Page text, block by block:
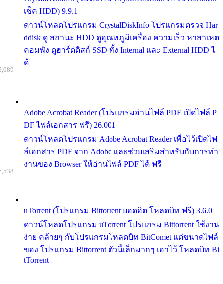
เช็ค HDD) 9.9.1
ดาวน์โหลดโปรแกรม CrystalDiskInfo โปรแกรมตรวจ Har
ddisk ดู สถานะ HDD ดูอุณหภูมิเครื่อง ความเร็ว หาสาเหต
คอมพัง ดูฮาร์ดดิสก์ SSD ทั้ง Internal และ External HDD ไ
ด้
Adobe Acrobat Reader (โปรแกรมอ่านไฟล์ PDF เปิดไฟล์ P
DF ไฟล์เอกสาร ฟรี) 26.001
ดาวน์โหลดโปรแกรม Adobe Acrobat Reader เพื่อไว้เปิดไฟ
ล์เอกสาร PDF จาก Adobe และช่วยเสริมสำหรับกับการทำ
งานของ Browser ให้อ่านไฟล์ PDF ได้ ฟรี
uTorrent (โปรแกรม Bittorrent ยอดฮิต โหลดบิท ฟรี) 3.6.0
ดาวน์โหลดโปรแกรม uTorrent โปรแกรม Bittorrent ใช้งาน
ง่าย คล้ายๆ กับโปรแกรมโหลดบิท BitComet แต่ขนาดไฟล์
ของ โปรแกรม Bittorrent ตัวนี้เล็กมากๆ เอาไว้ โหลดบิท Bi
tTorrent